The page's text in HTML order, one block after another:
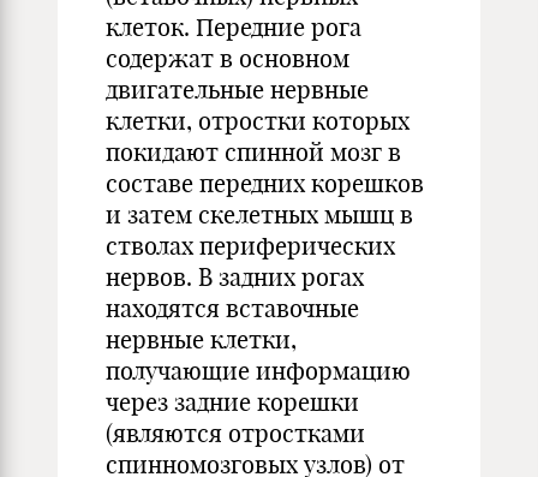
клеток. Передние рога
содержат в основном
двигательные нервные
клетки, отростки которых
покидают спинной мозг в
составе передних корешков
и затем скелетных мышц в
стволах периферических
нервов. В задних рогах
находятся вставочные
нервные клетки,
получающие информацию
через задние корешки
(являются отростками
спинномозговых узлов) от